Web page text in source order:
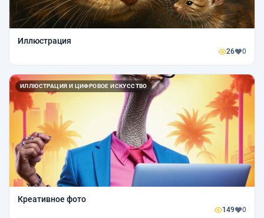
Иллюстрация
26 0
ИЛЛЮСТРАЦИЯ И ЦИФРОВОЕ ИСКУССТВО
Креативное фото
149 0